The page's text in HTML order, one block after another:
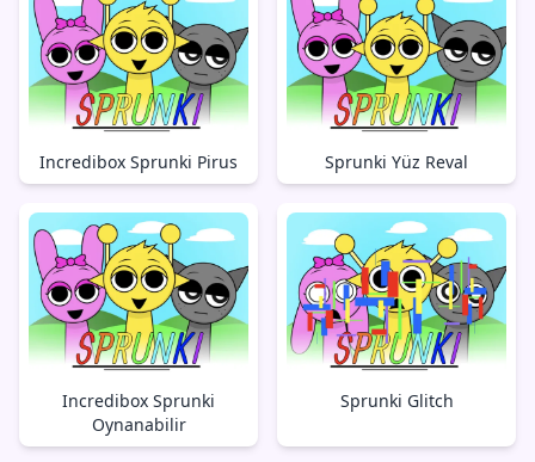
Incredibox Sprunki Pirus Sprunki Yüz Reval
Incredibox Sprunki
Oynanabilir
Sprunki Glitch